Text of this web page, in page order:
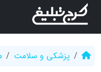
پزشکی و سلامت